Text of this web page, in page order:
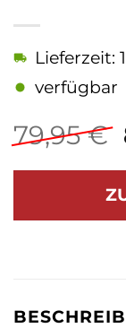
79,95€
Lieferzeit:
verfügbar